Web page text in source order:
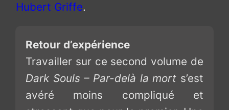
Hubert Griffe.
Retour d’expérience
Travailler sur ce second volume de
Dark Souls – Par-delà la mort s’est
avéré moins compliqué et